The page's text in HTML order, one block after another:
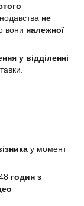
не
вони належної
у відділенні
у момент
годин з